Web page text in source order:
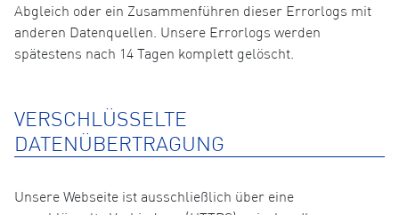
Abgleich oder ein Zusammenführen dieser Errorlogs mit
anderen Datenquellen. Unsere Errorlogs werden
spätestens nach 14 Tagen komplett gelöscht.
VERSCHLÜSSELTE
DATENÜBERTRAGUNG
Unsere Webseite ist ausschließlich über eine